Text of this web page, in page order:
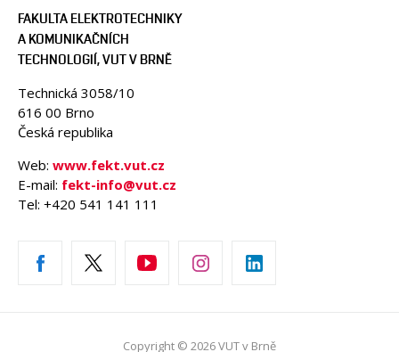
FAKULTA ELEKTROTECHNIKY
A KOMUNIKAČNÍCH
TECHNOLOGIÍ, VUT V BRNĚ
Technická 3058/10
616 00 Brno
Česká republika
Web: www.fekt.vut.cz
E-mail: fekt-info@vut.cz
Tel: +420 541 141 111
Copyright © 2026 VUT v Brně